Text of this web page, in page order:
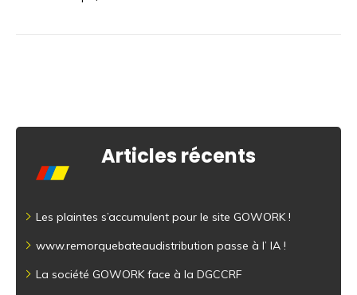
Articles récents
Les plaintes s’accumulent pour le site GOWORK !
www.remorquebateaudistribution passe à l’ IA !
La société GOWORK face à la DGCCRF